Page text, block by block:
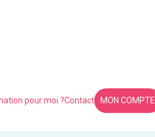
pour moi ?Contact MON COMPTE